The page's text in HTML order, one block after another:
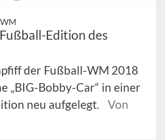
Edition des
der Fußball-WM 2018
„BIG-Bobby-Car“ in einer
neu aufgelegt.
Von